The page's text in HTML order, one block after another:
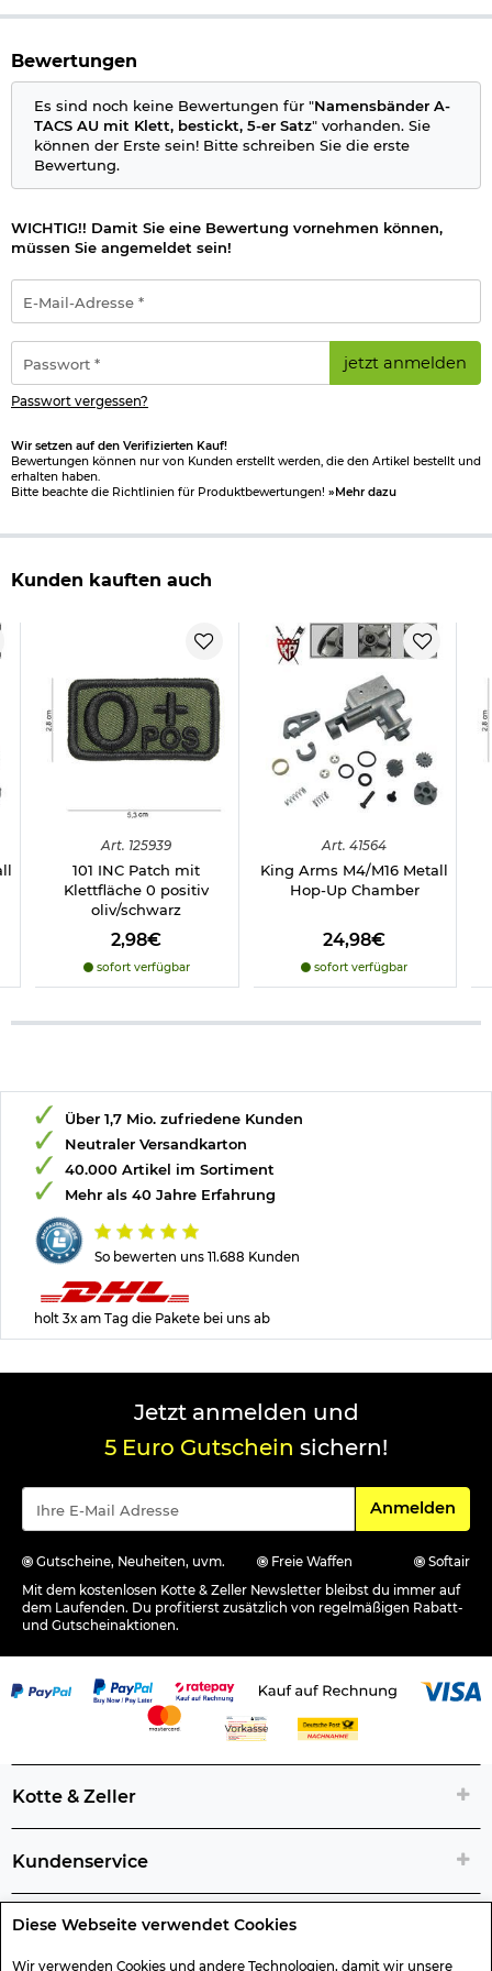
Diese Webseite verwendet Cookies
Wir verwenden Cookies und andere Technologien, damit wir unsere
Bewertungen
Es sind noch keine Bewertungen für "Namensbänder A-
TACS AU mit Klett, bestickt, 5-er Satz" vorhanden. Sie
können der Erste sein! Bitte schreiben Sie die erste
Bewertung.
WICHTIG!! Damit Sie eine Bewertung vornehmen können,
müssen Sie angemeldet sein!
Mail-
Adresse
*
jetzt anmelden
Passwort vergessen?
Wir setzen auf den Verifizierten Kauf!
Bewertungen können nur von Kunden erstellt werden, die den Artikel bestellt und
erhalten haben.
Bitte beachte die Richtlinien für Produktbewertungen! »Mehr dazu
Kunden kauften auch
Art. 125939
101 INC Patch mit
Klettfläche 0 positiv
oliv/schwarz
2,98€
sofort verfügbar
Art. 41564
King Arms M4/M16 Metall
Hop-Up Chamber
24,98€
sofort verfügbar
So bewerten uns 11.688 Kunden
Über 1,7 Mio. zufriedene Kunden
Neutraler Versandkarton
40.000 Artikel im Sortiment
Mehr als 40 Jahre Erfahrung
holt 3x am Tag die Pakete bei uns ab
Jetzt anmelden und
5 Euro Gutschein sichern!
Für den
Anmelden
Gutscheine, Neuheiten, uvm. Freie Waffen
Softair
Mit dem kostenlosen Kotte & Zeller Newsletter bleibst du immer auf
dem Laufenden. Du profitierst zusätzlich von regelmäßigen Rabatt-
und Gutscheinaktionen.
Kotte & Zeller
Kundenservice
Rechtliche Artikelinfos